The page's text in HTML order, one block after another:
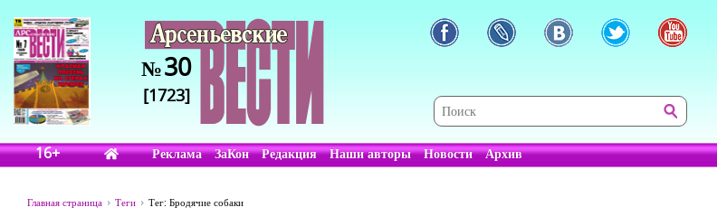
№30
[1723]
16+ Реклама ЗаКон Редакция Наши авторы Новости Архив
Главная страница Теги Тег: Бродячие собаки